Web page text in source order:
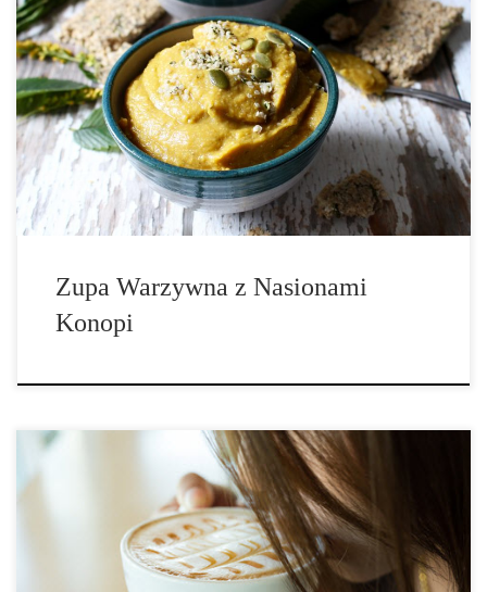
Składniki do pieczonych warzyw: • 1 łyżka octu balsamicznego, •
1 łyżeczka oleju kokosowego, • 1 średni słodki ziemniak
pokrojony w kostkę, • 1 szklanka różyczek kalafiora, • 3 ząbki
pieczonego czosnku, • sól, • 1 kostka masła. Składniki na […]
Zupa Warzywna z Nasionami
Konopi
Składniki: (1 porcja) • 1 szklanka parzonej kawy (może być także
bezkofeinowa), • ¼ szklanki mleka kokosowego, • 1 łyżka oleju z
konopi, • 1-2 żółtka (z organicznych jaj), • ⅛ łyżeczki zmielonego